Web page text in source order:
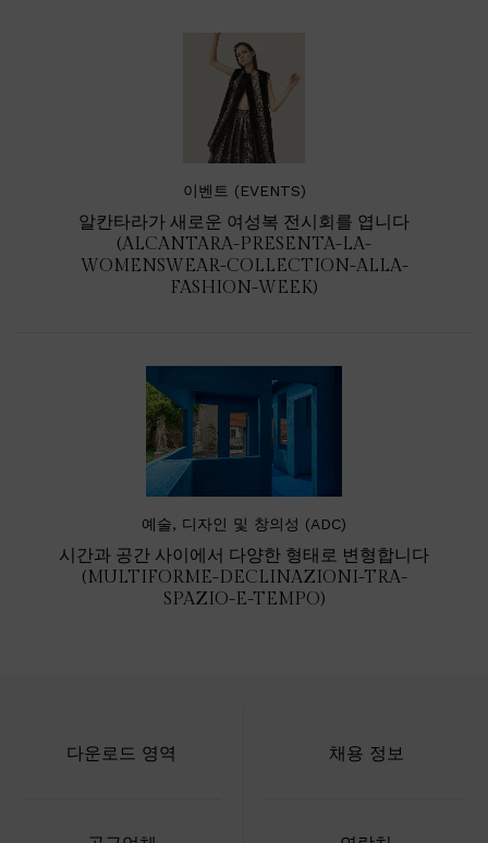
이벤트 (EVENTS)
알칸타라가 새로운 여성복 전시회를 엽니다
(ALCANTARA-PRESENTA-LA-
WOMENSWEAR-COLLECTION-ALLA-
FASHION-WEEK)
예술, 디자인 및 창의성 (ADC)
시간과 공간 사이에서 다양한 형태로 변형합니다
(MULTIFORME-DECLINAZIONI-TRA-
SPAZIO-E-TEMPO)
다운로드 영역 채용 정보